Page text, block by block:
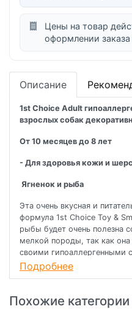
Цены на товар
оформлении
Описание
1st Choice Adult
взрослых собак
От 10 месяцев до 8 лет
- Для здоровья кожи и
Ягненок и рыба
Эта очень вкусная и
формула 1st Choice Toy &
рыбы будет очень полезна
мелкой породы, так как
своими гипоаллергенными
технологии науки о
Подробнее
Похожие категории